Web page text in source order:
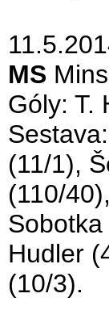
MS
Góly: T.
(11/1),
(110/
Hudler
(10/3).